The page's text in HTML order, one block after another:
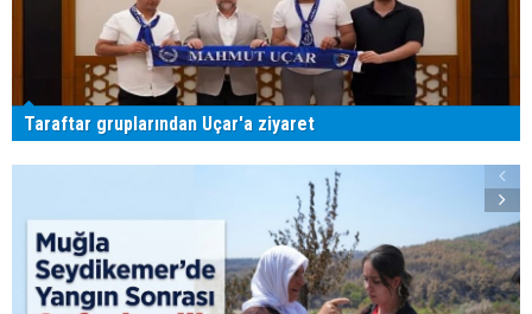
Taraftar gruplarından Uçar'a ziyaret